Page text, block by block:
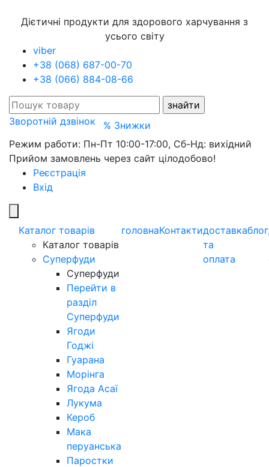
Дієтичні продукти для здорового харчування з
усього світу
viber
+38 (068) 687-00-70
+38 (066) 884-08-66
Зворотній дзвінок
% Знижки
Режим работи: Пн-Пт 10:00-17:00, Сб-Нд: вихідний
Прийом замовлень через сайт цілодобово!
Реєстрація
Вхід
Каталог товарів
Каталог товарів
Суперфуди
Суперфуди
Перейти в
разділ
Суперфуди
Ягоди
Годжі
Гуарана
Морінга
Ягода Асаї
Лукума
Кероб
Мака
перуанська
Паростки
головнаКонтактидоставка
та
оплата
блог